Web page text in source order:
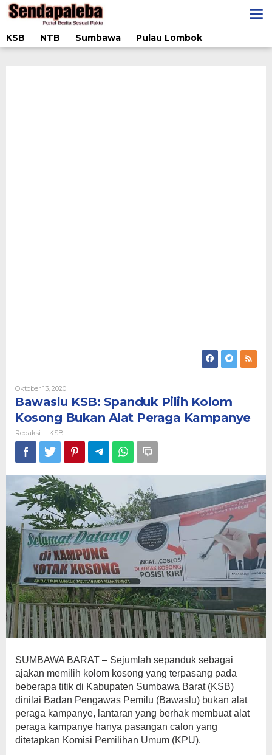
Lewati
ke
KSB
NTB Sumbawa Pulau Lombok
Oktober 13, 2020Oleh
Redaksi
Bawaslu KSB: Spanduk Pilih Kolom
Kosong Bukan Alat Peraga Kampanye
Redaksi - KSB
SUMBAWA BARAT – Sejumlah sepanduk sebagai
ajakan memilih kolom kosong yang terpasang pada
beberapa titik di Kabupaten Sumbawa Barat (KSB)
dinilai Badan Pengawas Pemilu (Bawaslu) bukan alat
peraga kampanye, lantaran yang berhak membuat alat
peraga kampanye hanya pasangan calon yang
ditetapkan Komisi Pemilihan Umum (KPU).